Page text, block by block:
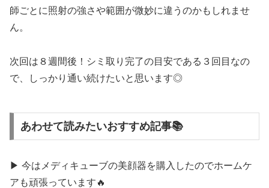
師ごとに照射の強さや範囲が微妙に違うのかもしれませ
ん。
次回は８週間後！シミ取り完了の目安である３回目なの
で、しっかり通い続けたいと思います◎
あわせて読みたいおすすめ記事📚
▶ 今はメディキューブの美顔器を購入したのでホームケ
アも頑張っています🔥